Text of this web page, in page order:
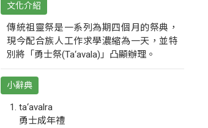
文化介紹
傳統祖靈祭是一系列為期四個月的祭典，
現今配合族人工作求學濃縮為一天，並特
別將「勇士祭(Ta‘avala)」凸顯辦理。
小辭典
ta‘avalra
勇士成年禮